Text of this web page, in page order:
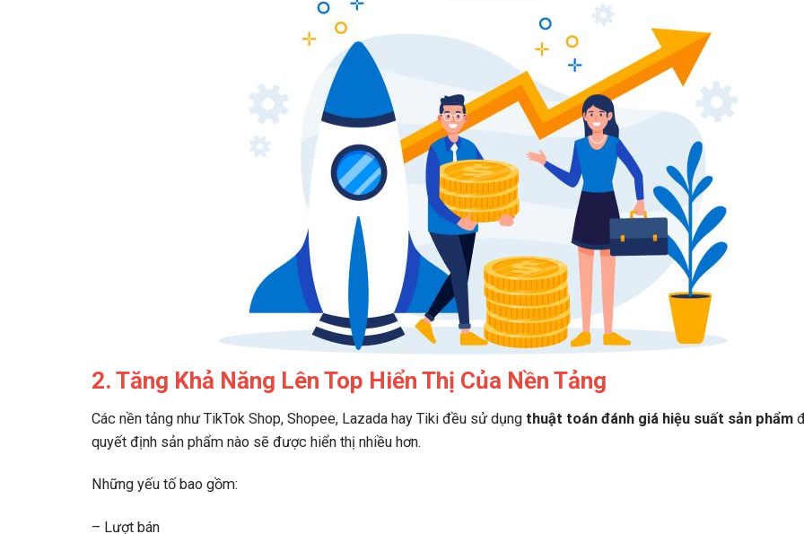
2. Tăng Khả Năng Lên Top Hiển Thị Của Nền Tảng
Các nền tảng như TikTok Shop, Shopee, Lazada hay Tiki đều sử dụng thuật toán đánh giá hiệu suất sản phẩm
quyết định sản phẩm nào sẽ được hiển thị nhiều hơn.
Những yếu tố bao gồm:
– Lượt bán